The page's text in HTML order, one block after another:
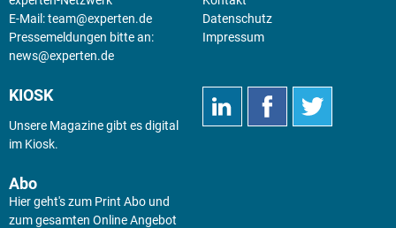
E-Mail:team@experten.de
Pressemeldungen bitte an:
news@experten.de
Datenschutz
Impressum
KIOSK
Unsere Magazine gibt es digital
im Kiosk.
Abo
Hier geht's zum Print Abo und
zum gesamten Online Angebot